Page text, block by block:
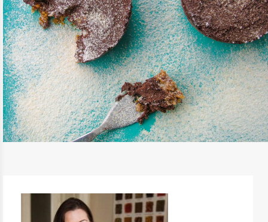
CSOKIS TORTÁCSKA (NYERS, VEGÁN
ÉDESSÉG)